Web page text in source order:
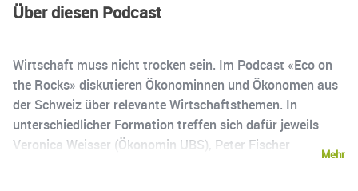
Über diesen Podcast
Wirtschaft muss nicht trocken sein. Im Podcast «Eco on
the Rocks» diskutieren Ökonominnen und Ökonomen aus
der Schweiz über relevante Wirtschaftsthemen. In
unterschiedlicher Formation treffen sich dafür jeweils
Veronica Weisser (Ökonomin UBS), Peter Fischer
Mehr